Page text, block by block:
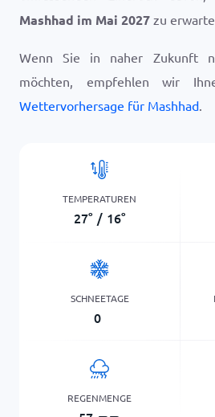
Mashhad im Mai 2027 zu
Wenn Sie in naher Zukunft
möchten, empfehlen wir
Wettervorhersage für Mashhad.
TEMPERATUREN
27° / 16°
SCHNEETAGE
0
REGENMENGE